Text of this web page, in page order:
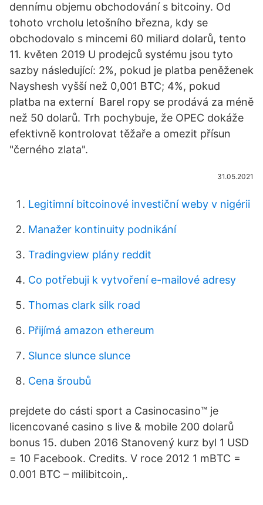
dennímu objemu obchodování s bitcoiny. Od
tohoto vrcholu letošního března, kdy se
obchodovalo s mincemi 60 miliard dolarů, tento
11. květen 2019 U prodejců systému jsou tyto
sazby následující: 2%, pokud je platba peněženek
Nayshesh vyšší než 0,001 BTC; 4%, pokud
platba na externí Barel ropy se prodává za méně
než 50 dolarů. Trh pochybuje, že OPEC dokáže
efektivně kontrolovat těžaře a omezit přísun
"černého zlata".
31.05.2021
Legitimní bitcoinové investiční weby v nigérii
Manažer kontinuity podnikání
Tradingview plány reddit
Co potřebuji k vytvoření e-mailové adresy
Thomas clark silk road
Přijímá amazon ethereum
Slunce slunce slunce
Cena šroubů
prejdete do cásti sport a Casinocasino™️ je
licencované casino s live & mobile 200 dolarů
bonus 15. duben 2016 Stanovený kurz byl 1 USD
= 10 Facebook. Credits. V roce 2012 1 mBTC =
0.001 BTC – milibitcoin,.